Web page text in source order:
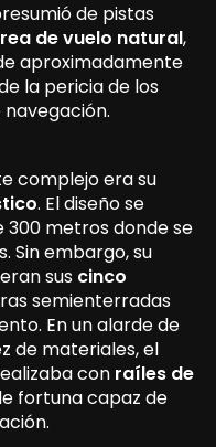
de pistas
de vuelo natural,
aproximadamente
la pericia de los
complejo era su
. El diseño se
300 metros donde se
Sin embargo, su
sus cinco
semienterradas
En un alarde de
de materiales, el
con raíles de
fortuna capaz de